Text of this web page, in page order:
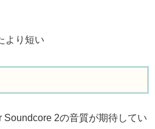
より短い
2の音質が期待してい